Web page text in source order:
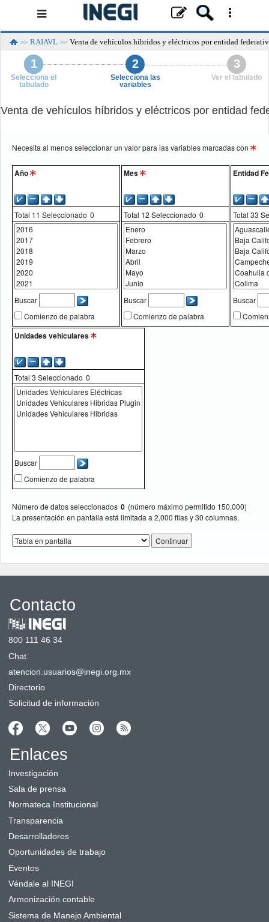
Menú
navegación
>> RAIAVL >> Venta de vehículos híbridos y eléctricos por entidad
1
Selecciona el
tabulado
2
Selecciona las
variables
3
Ver el tabulado
Venta de vehículos híbridos y eléctricos por entidad
Necesita al menos seleccionar un valor para las variables marcadas con
Año
Total 11 Seleccionado
Buscar
Comienzo de palabra
Mes
Total 12 Seleccionado
Buscar
Comienzo de palabra
Entidad
Total 33
Buscar
Unidades vehiculares
Total 3 Seleccionado
Buscar
Comienzo de palabra
Número de datos seleccionados 0 (número máximo permitido 150,000)
La presentación en pantalla está limitada a 2,000 filas y 30 columnas.
Contacto
800 111 46 34
Chat
atencion.usuarios@inegi.org.mx
Directorio
Solicitud de información
Enlaces
Investigación
Sala de prensa
Normateca Institucional
Transparencia
Desarrolladores
Oportunidades de trabajo
Eventos
Véndale al INEGI
Armonización contable
Sistema de Manejo Ambiental